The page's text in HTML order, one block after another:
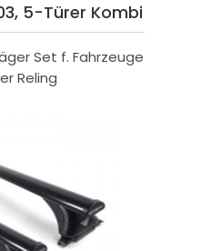
5-Türer Kombi
Set f. Fahrzeuge
Reling